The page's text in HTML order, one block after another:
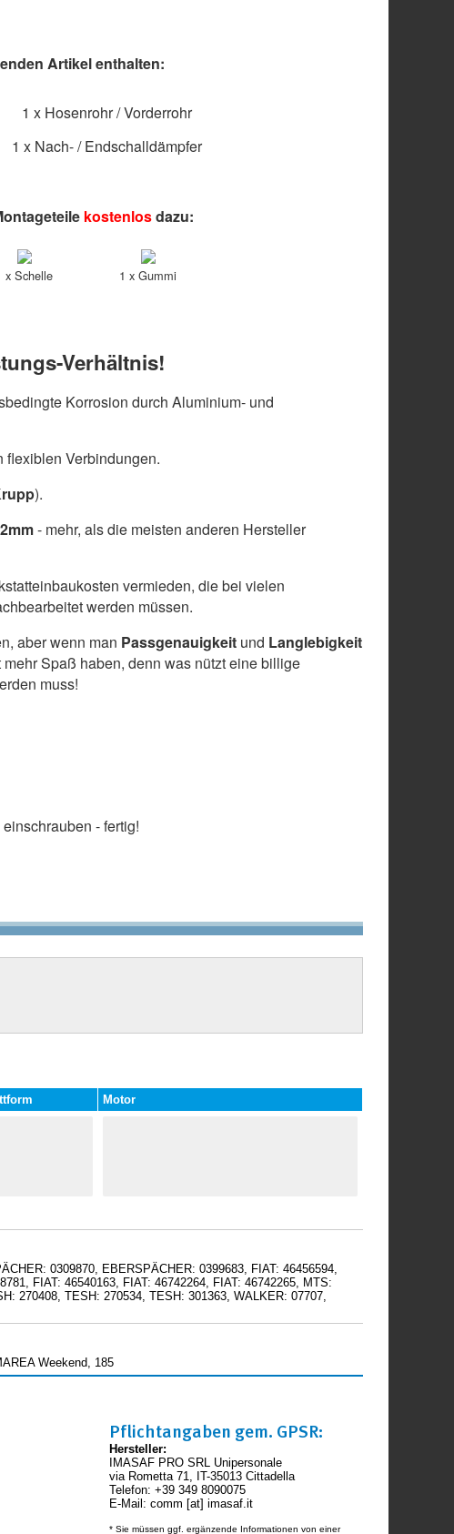
Artikel enthalten:
1 x Hosenrohr / Vorderrohr
1 x Nach- / Endschalldämpfer
kostenlosdazu:
x Schelle 1 x Gummi
Verhältnis!
Korrosion durch Aluminium- und
flexiblen Verbindungen.
).
- mehr, als die meisten anderen Hersteller
vermieden, die bei vielen
werden müssen.
aber wenn man Passgenauigkeit und Langlebigkeit
Spaß haben, denn was nützt eine billige
muss!
- fertig!
Motor
0309870, EBERSPÄCHER: 0399683, FIAT: 46456594,
FIAT: 46540163, FIAT: 46742264, FIAT: 46742265, MTS:
270408, TESH: 270534, TESH: 301363, WALKER: 07707,
Weekend, 185
Pflichtangaben gem. GPSR:
Hersteller:
IMASAF PRO SRL Unipersonale
via Rometta 71, IT-35013 Cittadella
Telefon: +39 349 8090075
E-Mail: comm [at] imasaf.it
* Sie müssen ggf. ergänzende Informationen von einer